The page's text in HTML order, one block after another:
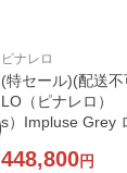
ピナレロ
(特セール)(配送不
LO（ピナレロ）
s）Impluse Grey
448,800円